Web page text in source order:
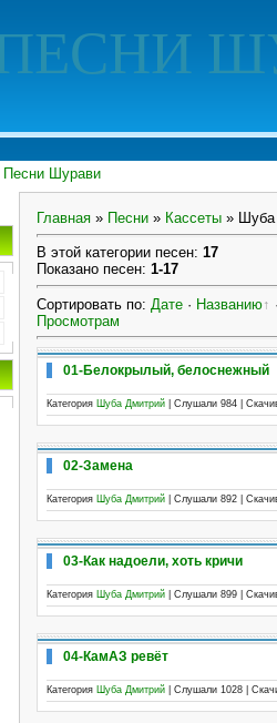
Песни Шурави
Главная » Песни » Кассеты » Шуба
В этой категории песен: 17
Показано песен: 1-17
Сортировать по: Дате · Названию
Просмотрам
01-Белокрылый, белоснежный
Категория Шуба Дмитрий | Слушали 984 |
02-Замена
Категория Шуба Дмитрий | Слушали 892 |
03-Как надоели, хоть кричи
Категория Шуба Дмитрий | Слушали 899 |
04-КамАЗ ревёт
Категория Шуба Дмитрий | Слушали 1028 |